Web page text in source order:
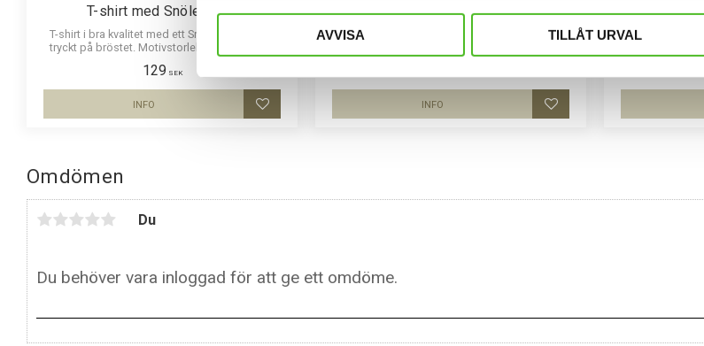
AVVISA TILLÅT URVAL
Omdömen
Du
T-shirt med Snöleopard
T-shirt i bra kvalitet med ett Snöleopardmotiv
tryckt på bröstet. Motivstorlek ca 25 x 30 cm.
129 SEK
Lägg till i favoriter
INFO
T-shirt med ett Lejonhuvuvud
T-shirt i bra kvalitet med ett Lejonmotiv tryckt på
Lägg till i favoriter
INFO
T-
T-shirt i bra